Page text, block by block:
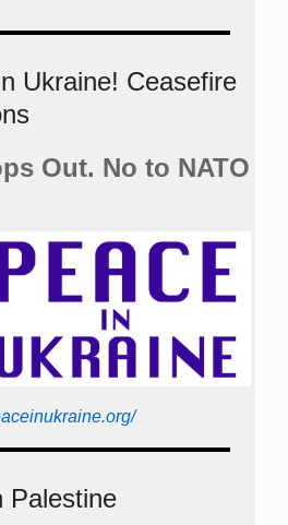
Ukraine! Ceasefire
Out. No to NATO
Palestine